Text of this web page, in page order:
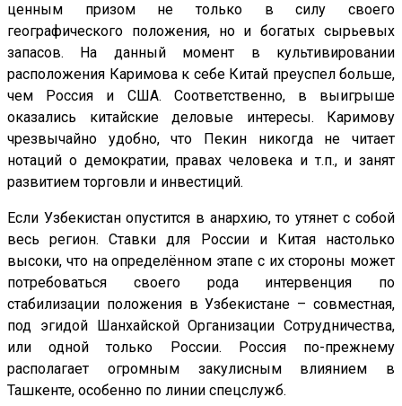
ценным призом не только в силу своего
географического положения, но и богатых сырьевых
запасов. На данный момент в культивировании
расположения Каримова к себе Китай преуспел больше,
чем Россия и США. Соответственно, в выигрыше
оказались китайские деловые интересы. Каримову
чрезвычайно удобно, что Пекин никогда не читает
нотаций о демократии, правах человека и т.п., и занят
развитием торговли и инвестиций.
Если Узбекистан опустится в анархию, то утянет с собой
весь регион. Ставки для России и Китая настолько
высоки, что на определённом этапе с их стороны может
потребоваться своего рода интервенция по
стабилизации положения в Узбекистане – совместная,
под эгидой Шанхайской Организации Сотрудничества,
или одной только России. Россия по-прежнему
располагает огромным закулисным влиянием в
Ташкенте, особенно по линии спецслужб.